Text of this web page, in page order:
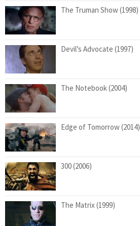
The Truman Show (1998)
Devil’s Advocate (1997)
The Notebook (2004)
Edge of Tomorrow (2014)
300 (2006)
The Matrix (1999)